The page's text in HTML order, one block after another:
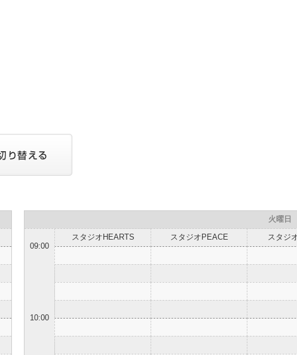
火曜日
スタジオHEARTS スタジオPEACE
スタジ
09:00
10:00